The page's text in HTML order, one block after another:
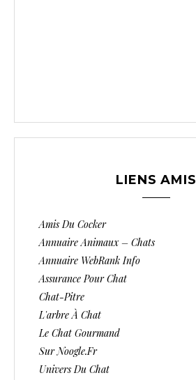
LIENS AMIS
Amis Du Cocker
Annuaire Animaux – Chats
Annuaire WebRank Info
Assurance Pour Chat
Chat-Pitre
L'arbre À Chat
Le Chat Gourmand
Sur Noogle.fr
Univers Du Chat